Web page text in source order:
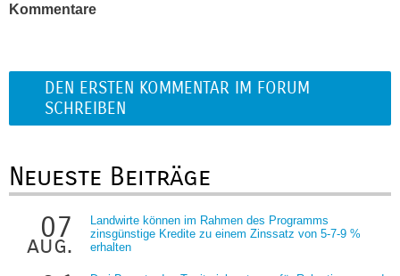
Kommentare
DEN ERSTEN KOMMENTAR IM FORUM
SCHREIBEN
Neueste Beiträge
07
aug.
Landwirte können im Rahmen des Programms
zinsgünstige Kredite zu einem Zinssatz von 5-7-9 %
erhalten